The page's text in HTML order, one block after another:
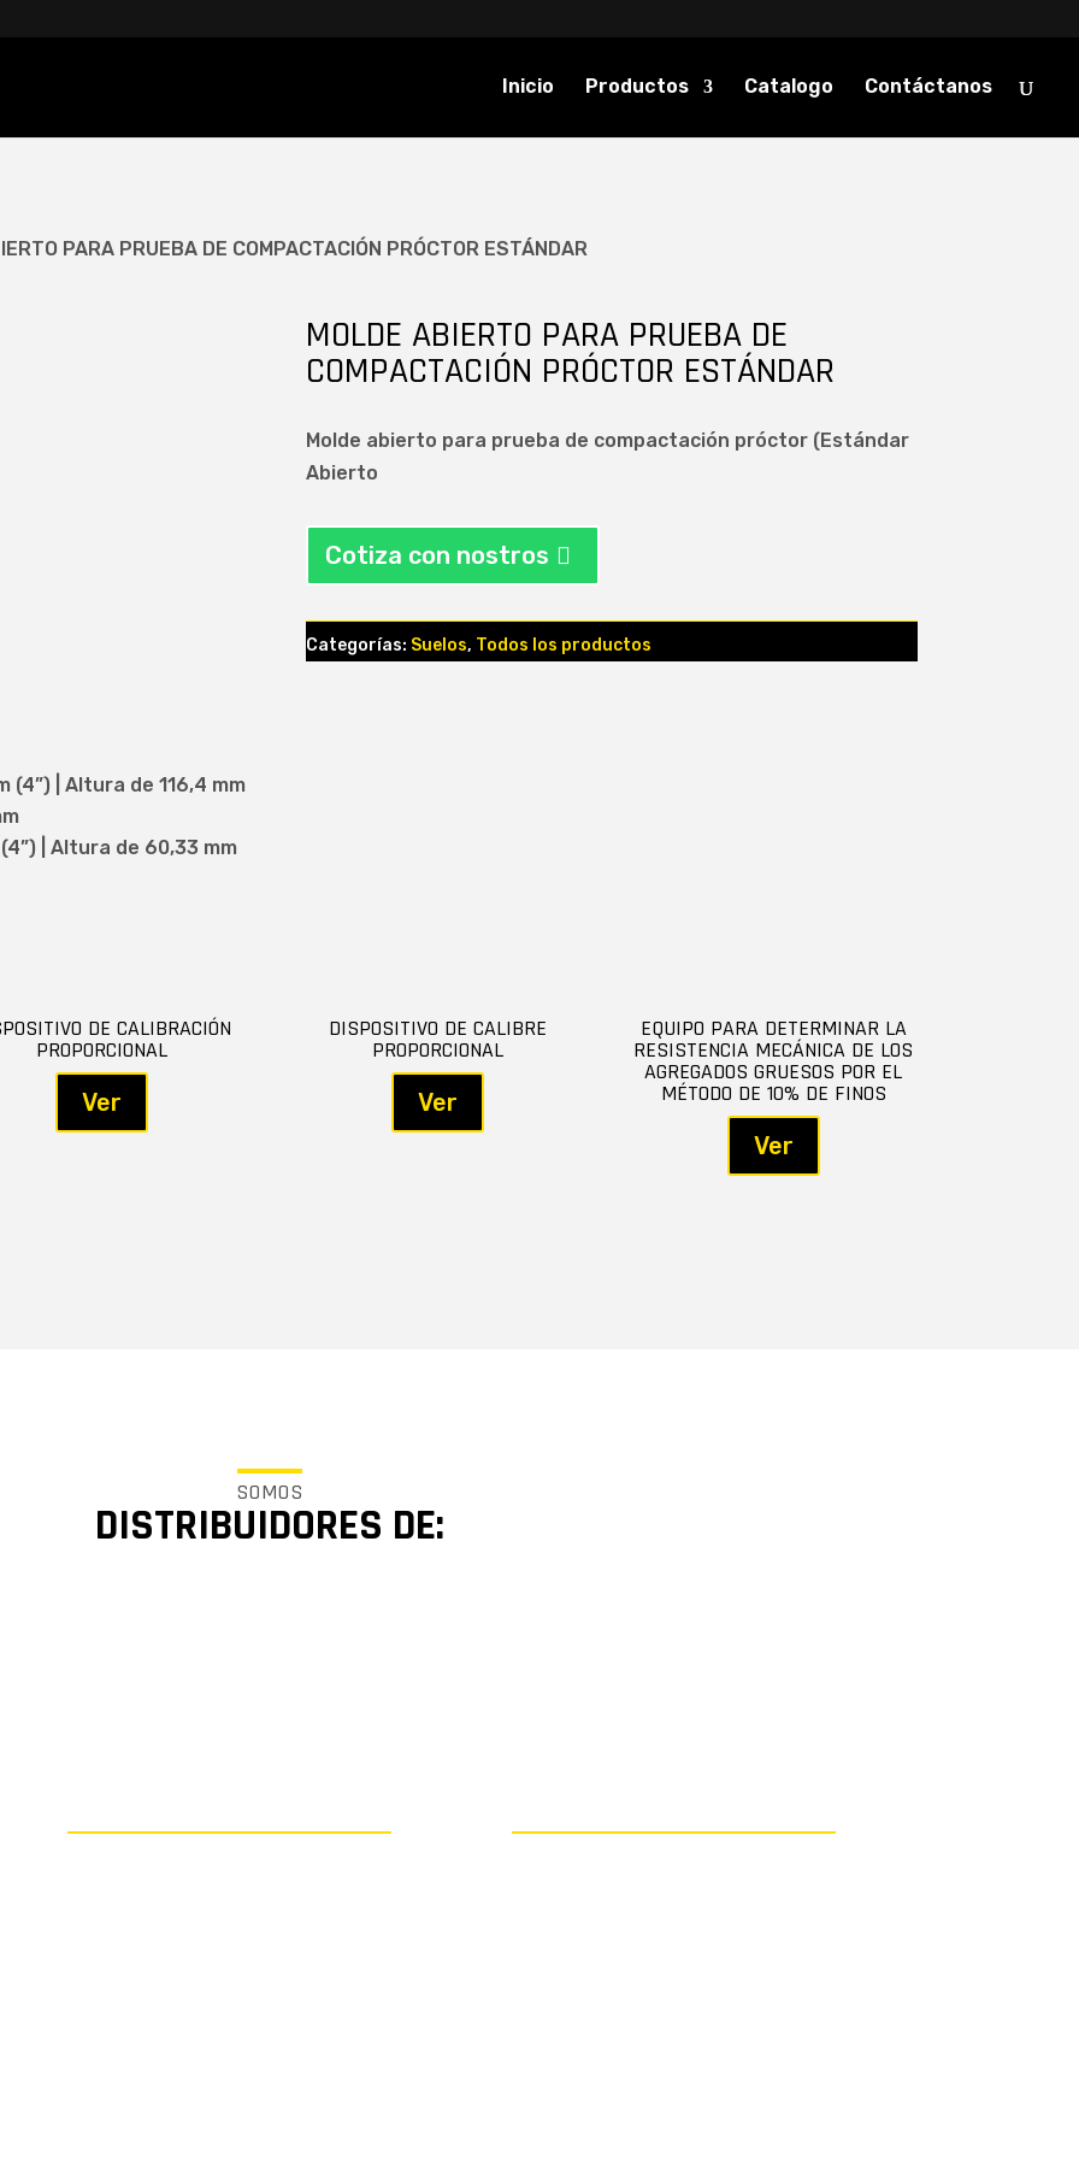
Inicio Productos Catalogo Contáctanos
PARA PRUEBA DE COMPACTACIÓN PRÓCTOR ESTÁNDAR
MOLDE ABIERTO PARA PRUEBA DE
COMPACTACIÓN PRÓCTOR ESTÁNDAR
Molde abierto para prueba de compactación próctor (Estándar
Abierto
Cotiza con nostros
Categorías: Suelos, Todos los productos
(4”) | Altura de 116,4 mm
| Altura de 60,33 mm
DE CALIBRACIÓN
PROPORCIONAL
Ver
DISPOSITIVO DE CALIBRE
PROPORCIONAL
Ver
EQUIPO PARA DETERMINAR LA
RESISTENCIA MECÁNICA DE LOS
AGREGADOS GRUESOS POR EL
MÉTODO DE 10% DE FINOS
Ver
SOMOS
DISTRIBUIDORES DE: